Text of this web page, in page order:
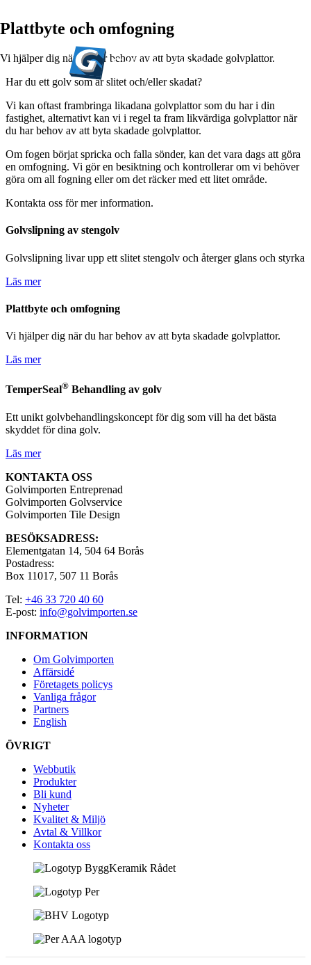
Plattbyte och omfogning
Vi hjälper dig när du har behov av att byta skadade golvplattor.
Har du ett golv som är slitet och/eller skadat?
Vi kan oftast frambringa likadana golvplattor som du har i din
fastighet, alternativt kan vi i regel ta fram likvärdiga golvplattor när
du har behov av att byta skadade golvplattor.
Om fogen börjat spricka och falla sönder, kan det vara dags att göra
en omfogning. Vi gör en besiktning och kontrollerar om vi behöver
göra om all fogning eller om det räcker med ett litet område.
Kontakta oss för mer information.
Golvslipning av stengolv
Golvslipning livar upp ett slitet stengolv och återger glans och styrka
Läs mer
Plattbyte och omfogning
Vi hjälper dig när du har behov av att byta skadade golvplattor.
Läs mer
TemperSeal® Behandling av golv
Ett unikt golvbehandlingskoncept för dig som vill ha det bästa
skyddet för dina golv.
Läs mer
KONTAKTA OSS
Golvimporten Entreprenad
Golvimporten Golvservice
Golvimporten Tile Design
BESÖKSADRESS:
Elementgatan 14, 504 64 Borås
Postadress:
Box 11017, 507 11 Borås
Tel: +46 33 720 40 60
E-post: info@golvimporten.se
INFORMATION
Om Golvimporten
Affärsidé
Företagets policys
Vanliga frågor
Partners
English
ÖVRIGT
Webbutik
Produkter
Bli kund
Nyheter
Kvalitet & Miljö
Avtal & Villkor
Kontakta oss